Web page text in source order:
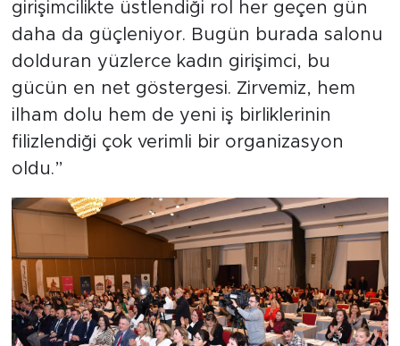
girişimcilikte üstlendiği rol her geçen gün
daha da güçleniyor. Bugün burada salonu
dolduran yüzlerce kadın girişimci, bu
gücün en net göstergesi. Zirvemiz, hem
ilham dolu hem de yeni iş birliklerinin
filizlendiği çok verimli bir organizasyon
oldu.”